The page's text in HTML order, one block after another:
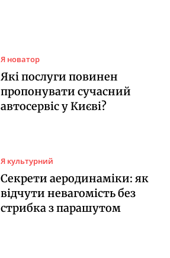
Я новатор
Які послуги повинен
пропонувати сучасний
автосервіс у Києві?
Я культурний
Секрети аеродинаміки: як
відчути невагомість без
стрибка з парашутом